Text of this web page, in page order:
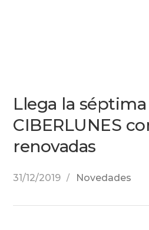
Llega la
CIBERLUNES
renovadas
31/12/2019 Novedades